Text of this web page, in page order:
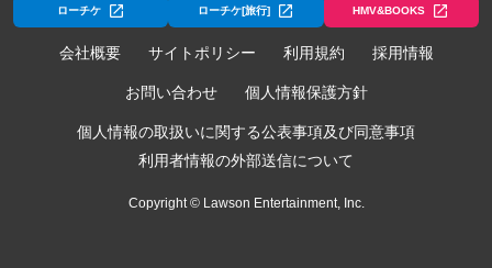
ローチケ ローチケ[旅行] HMV&BOOKS
会社概要 サイトポリシー 利用規約 採用情報
お問い合わせ 個人情報保護方針
個人情報の取扱いに関する公表事項及び同意事項
利用者情報の外部送信について
Copyright © Lawson Entertainment, Inc.